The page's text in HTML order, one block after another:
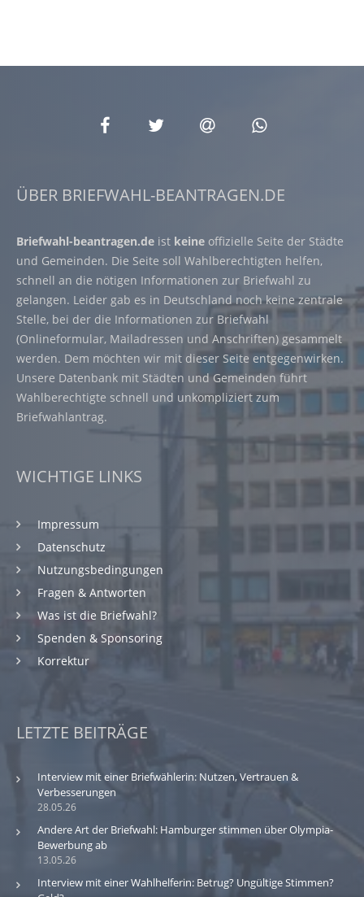
ÜBER BRIEFWAHL-BEANTRAGEN.DE
Briefwahl-beantragen.de ist keine offizielle Seite der Städte
und Gemeinden. Die Seite soll Wahlberechtigten helfen,
schnell an die nötigen Informationen zur Briefwahl zu
gelangen. Leider gab es in Deutschland noch keine zentrale
Stelle, bei der die Informationen zur Briefwahl
(Onlineformular, Mailadressen und Anschriften) gesammelt
werden. Dem möchten wir mit dieser Seite entgegenwirken.
Unsere Datenbank mit Städten und Gemeinden führt
Wahlberechtigte schnell und unkompliziert zum
Briefwahlantrag.
WICHTIGE LINKS
Impressum
Datenschutz
Nutzungsbedingungen
Fragen & Antworten
Was ist die Briefwahl?
Spenden & Sponsoring
Korrektur
LETZTE BEITRÄGE
28.05.26
Interview mit einer Briefwählerin: Nutzen, Vertrauen &
Verbesserungen
13.05.26
Andere Art der Briefwahl: Hamburger stimmen über Olympia-
Bewerbung ab
Interview mit einer Wahlhelferin: Betrug? Ungültige Stimmen?